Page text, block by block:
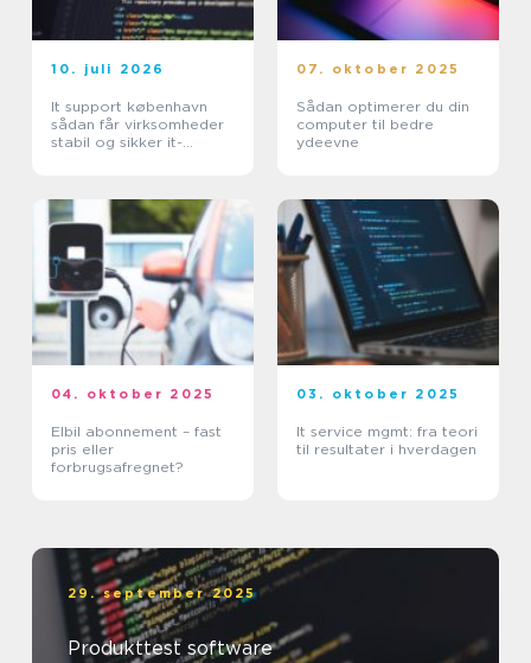
10. juli 2026
It support københavn
sådan får virksomheder
stabil og sikker it-
07. oktober 2025
Sådan optimerer du din
computer til bedre
ydeevne
04. oktober 2025
Elbil abonnement – fast
pris eller
forbrugsafregnet?
03. oktober 2025
It service mgmt: fra teori
til resultater i hverdagen
29. september 2025
Produkttest software